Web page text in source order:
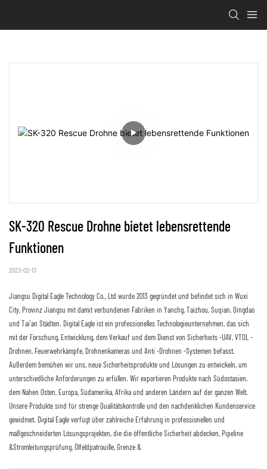
SK-320 Rescue Drohne bietet lebensrettende
Funktionen
2023-02-13
Jiangsu Digital Eagle Technology Co., Ltd wurde 2013 gegründet und befindet sich in Wuxi
City, Provinz Jiangsu mit damit verbundenen Fabriken in Yanchg, Taizhou, Suqian, Qingdao
und Tai'an Städten. Digital Eagle ist ein professionelles Technologieunternehmen, das sich
mit der Forschung, Entwicklung, dem Verkauf und dem Dienst von Sicherheits -UAV, VTOL -
Drohnen, Feuerwehrkämpfe, Drohnenkameras und Anti -Drohnen -Systemen befasst.
Außerdem bemühen wir uns, neue Sicherheitsprodukte und Lösungen zu entwickeln, um
unterschiedliche Anforderungen zu erfüllen. Wir exportieren Produkte nach Südostasien,
dem Nahen Osten, Europa, Südamerika, Afrika und anderen Ländern auf der ganzen Welt.
Unsere Produkte sind für strenge Qualitätskontrolle und den nachdenklichen Kundenservice
gewidmet. Digital Eagle verfügt über zahlreiche Erfahrung in professionellen und
maßgeschneiderten Lösungsprojekten, die die öffentliche Sicherheit abdecken, Pipeline
&Stromleitungsprüfung, Ölfeldpatrouille, Grenze &